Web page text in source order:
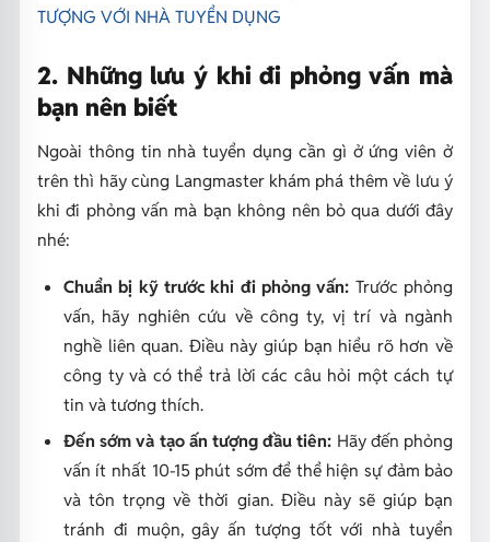
TƯỢNG VỚI NHÀ TUYỂN DỤNG
2. Những lưu ý khi đi phỏng vấn mà
bạn nên biết
Ngoài thông tin nhà tuyển dụng cần gì ở ứng viên ở
trên thì hãy cùng Langmaster khám phá thêm về lưu ý
khi đi phỏng vấn mà bạn không nên bỏ qua dưới đây
nhé:
Chuẩn bị kỹ trước khi đi phỏng vấn: Trước phỏng
vấn, hãy nghiên cứu về công ty, vị trí và ngành
nghề liên quan. Điều này giúp bạn hiểu rõ hơn về
công ty và có thể trả lời các câu hỏi một cách tự
tin và tương thích.
Đến sớm và tạo ấn tượng đầu tiên: Hãy đến phỏng
vấn ít nhất 10-15 phút sớm để thể hiện sự đảm bảo
và tôn trọng về thời gian. Điều này sẽ giúp bạn
tránh đi muộn, gây ấn tượng tốt với nhà tuyển